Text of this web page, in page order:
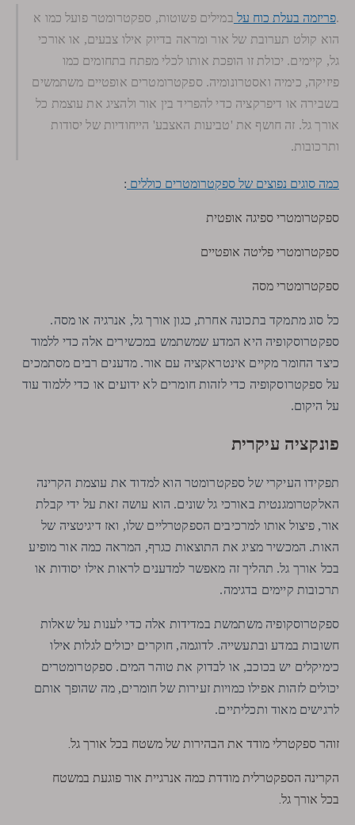
במילים פשוטות, ספקטרומטר פועל כמו א פריזמה בעלת כוח על.
הוא קולט תערובת של אור ומראה בדיוק אילו צבעים, או אורכי
גל, קיימים. יכולת זו הופכת אותו לכלי מפתח בתחומים כמו
פיזיקה, כימיה ואסטרונומיה. ספקטרומטרים אופטיים משתמשים
בשבירה או דיפרקציה כדי להפריד בין אור ולהציג את עוצמת כל
אורך גל. זה חושף את 'טביעות האצבע' הייחודיות של יסודות
ותרכובות.
כמה סוגים נפוצים של ספקטרומטרים כוללים :
ספקטרומטרי ספיגה אופטית
ספקטרומטרי פליטה אופטיים
ספקטרומטרי מסה
כל סוג מתמקד בתכונה אחרת, כגון אורך גל, אנרגיה או מסה.
ספקטרוסקופיה היא המדע שמשתמש במכשירים אלה כדי ללמוד
כיצד החומר מקיים אינטראקציה עם אור. מדענים רבים מסתמכים
על ספקטרוסקופיה כדי לזהות חומרים לא ידועים או כדי ללמוד עוד
על היקום.
פונקציה עיקרית
תפקידו העיקרי של ספקטרומטר הוא למדוד את עוצמת הקרינה
האלקטרומגנטית באורכי גל שונים. הוא עושה זאת על ידי קבלת
אור, פיצול אותו למרכיבים הספקטרליים שלו, ואז דיגיטציה של
האות. המכשיר מציג את התוצאות כגרף, המראה כמה אור מופיע
בכל אורך גל. תהליך זה מאפשר למדענים לראות אילו יסודות או
תרכובות קיימים בדגימה.
ספקטרוסקופיה משתמשת במדידות אלה כדי לענות על שאלות
חשובות במדע ובתעשייה. לדוגמה, חוקרים יכולים לגלות אילו
כימיקלים יש בכוכב, או לבדוק את טוהר המים. ספקטרומטרים
יכולים לזהות אפילו כמויות זעירות של חומרים, מה שהופך אותם
לרגישים מאוד ותכליתיים.
זוהר ספקטרלי מודד את הבהירות של משטח בכל אורך גל.
הקרינה הספקטרלית מודדת כמה אנרגיית אור פוגעת במשטח
בכל אורך גל.